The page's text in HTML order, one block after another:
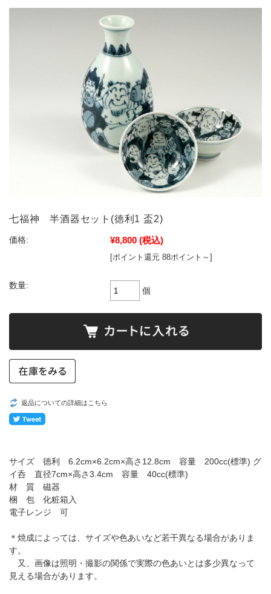
七福神 半酒器セット(徳利1 盃2)
価格: ¥8,800 (税込)
[ポイント還元 88ポイント～]
数量:
個
返品についての詳細はこちら
サイズ 徳利 6.2cm×6.2cm×高さ12.8cm 容量 200cc(標準) グ
イ呑 直径7cm×高さ3.4cm 容量 40cc(標準)
材 質 磁器
梱 包 化粧箱入
電子レンジ 可
＊焼成によっては、サイズや色あいなど若干異なる場合がありま
す。
又、画像は照明・撮影の関係で実際の色あいとは多少異なって
見える場合があります。